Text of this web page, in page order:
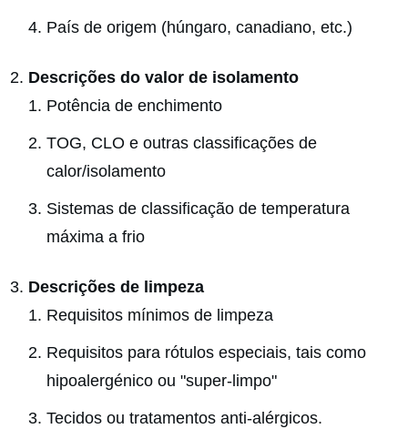
País de origem (húngaro, canadiano, etc.)
Descrições do valor de isolamento
Potência de enchimento
TOG, CLO e outras classificações de
calor/isolamento
Sistemas de classificação de temperatura
máxima a frio
Descrições de limpeza
Requisitos mínimos de limpeza
Requisitos para rótulos especiais, tais como
hipoalergénico ou "super-limpo"
Tecidos ou tratamentos anti-alérgicos.